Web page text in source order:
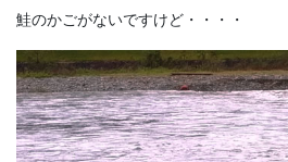
鮭のかごがないですけど・・・・